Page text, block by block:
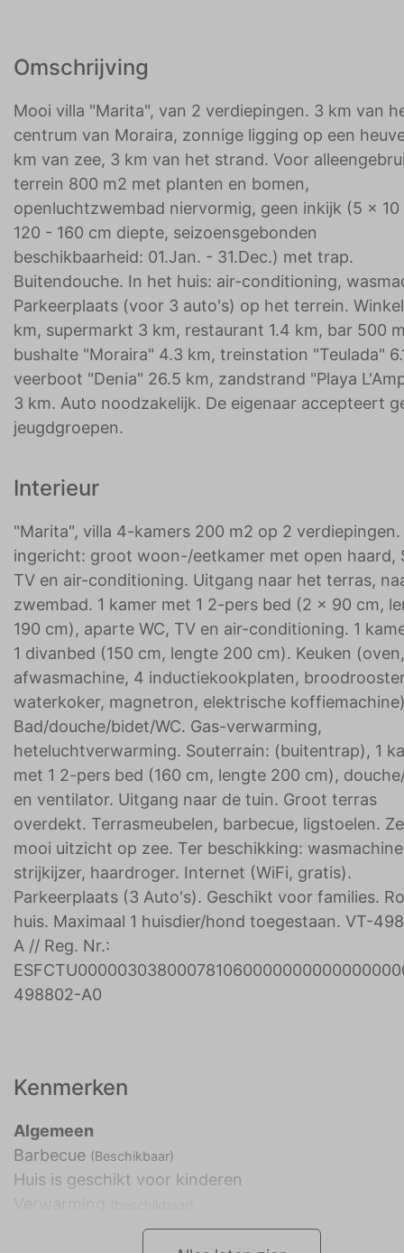
Omschrijving
Mooi villa "Marita", van 2 verdiepingen. 3 km van
centrum van Moraira, zonnige ligging op een
km van zee, 3 km van het strand. Voor
terrein 800 m2 met planten en bomen,
openluchtzwembad niervormig, geen inkijk (5 x 10
120 - 160 cm diepte, seizoensgebonden
beschikbaarheid: 01.Jan. - 31.Dec.) met trap.
Buitendouche. In het huis: air-conditioning,
Parkeerplaats (voor 3 auto's) op het terrein.
km, supermarkt 3 km, restaurant 1.4 km, bar 500
bushalte "Moraira" 4.3 km, treinstation "Teulada"
veerboot "Denia" 26.5 km, zandstrand "Playa
3 km. Auto noodzakelijk. De eigenaar accepteert
jeugdgroepen.
Interieur
"Marita", villa 4-kamers 200 m2 op 2
ingericht: groot woon-/eetkamer met open haard,
TV en air-conditioning. Uitgang naar het terras,
zwembad. 1 kamer met 1 2-pers bed (2 x 90 cm,
190 cm), aparte WC, TV en air-conditioning. 1
1 divanbed (150 cm, lengte 200 cm). Keuken (oven,
afwasmachine, 4 inductiekookplaten,
waterkoker, magnetron, elektrische
Bad/douche/bidet/WC. Gas-verwarming,
heteluchtverwarming. Souterrain: (buitentrap), 1
met 1 2-pers bed (160 cm, lengte 200 cm),
en ventilator. Uitgang naar de tuin. Groot terras
overdekt. Terrasmeubelen, barbecue, ligstoelen.
mooi uitzicht op zee. Ter beschikking:
strijkijzer, haardroger. Internet (WiFi, gratis).
Parkeerplaats (3 Auto's). Geschikt voor families.
huis. Maximaal 1 huisdier/hond toegestaan. VT-
A // Reg. Nr.:
498802-A0
Kenmerken
Algemeen
Barbecue (Beschikbaar)
Huis is geschikt voor kinderen